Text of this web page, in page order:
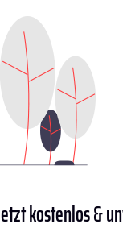
kostenlos &